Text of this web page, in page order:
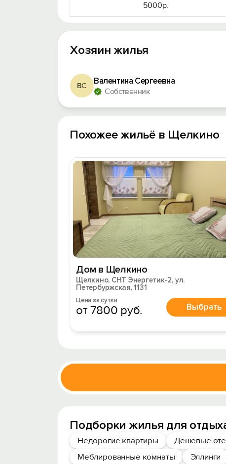
5000р.
Хозяин жилья
ВС Валентина Сергеевна
Собственник
Похожее жильё в Щелкино
Дом в Щелкино
Щелкино, СНТ Энергетик-2, ул.
Петербуржская, 1131
Цена за сутки
от 7800 руб. Выбрать
Подборки жилья для
Недорогие квартиры Дешевые
Меблированные комнаты
Эллинги